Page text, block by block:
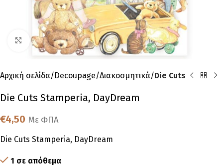
Click to enlarge
Αρχική σελίδα Decoupage Διακοσμητικά Die Cuts
Die Cuts Stamperia, DayDream
€4,50 Με ΦΠΑ
Die Cuts Stamperia, DayDream
1 σε απόθεμα